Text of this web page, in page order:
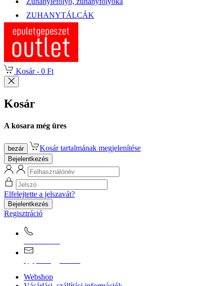
ZUHANYTÁLCÁK
Kosár - 0 Ft
Kosár
A kosara még üres
bezár Kosár tartalmának megjelenítése
Bejelentkezés
Elfelejtette a jelszavát?
Bejelentkezés
Regisztráció
Webshop